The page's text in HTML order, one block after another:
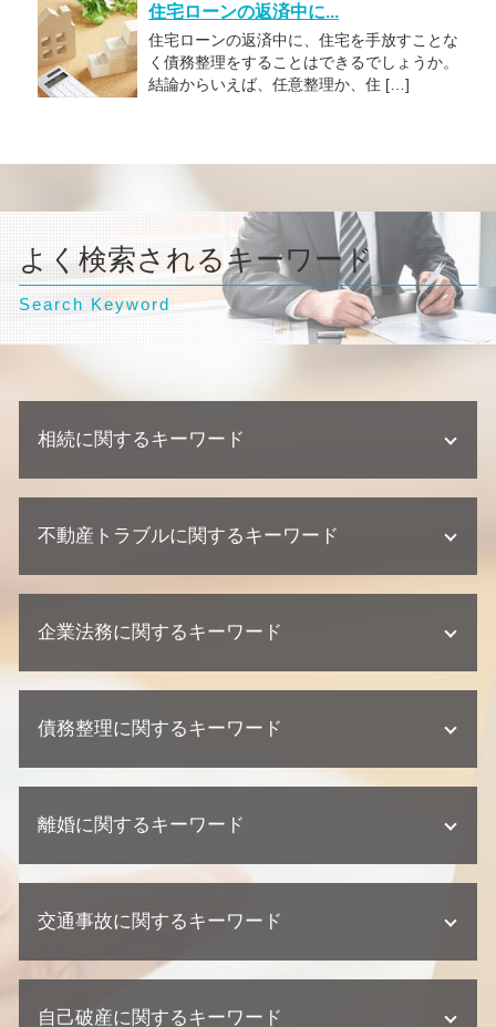
住宅ローンの返済中に...
住宅ローンの返済中に、住宅を手放すことな
く債務整理をすることはできるでしょうか。
結論からいえば、任意整理か、住 […]
よく検索されるキーワード
Search Keyword
相続に関するキーワード
不動産相続 放棄
遺言 遺留分
遺留分 侵害
遺産分割協議書 必要書類
遺産分割協議 調停 期間
相続 家系図
相続 相続人
相続 裁判
相続 範囲
遺産分割協議 調停
不動産トラブルに関するキーワード
不動産トラブル 調停
不動産トラブル 内容証明
建築瑕疵 不法行為
建築瑕疵 慰謝料
不動産業者 裁判
不動産トラブル 瑕疵
不動産トラブル 相談
不動産業者 クレーム
企業法務に関するキーワード
企業法務 弁護士
契約 相談
企業法務 契約
顧問弁護士 相談
紛争対応 法務
契約 取引法務
顧問弁護士 契約形態
債務整理に関するキーワード
債務整理 弁護士
債務整理 個人再生
債務整理 金額
個人再生 バレる
自己破産 クレジットカード いつから
離婚に関するキーワード
離婚 慰謝料
離婚 財産分与 貯金
親権者 変更
交通事故に関するキーワード
交通事故 弁護士
自己破産に関するキーワード